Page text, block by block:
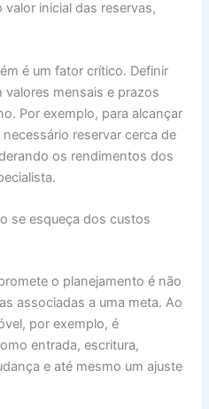
valor inicial das reservas,
é um fator crítico. Definir
valores mensais e prazos
Por exemplo, para alcançar
reservar cerca de
os rendimentos dos
se esqueça dos custos
o planejamento é não
associadas a uma meta. Ao
por exemplo, é
entrada, escritura,
e até mesmo um ajuste